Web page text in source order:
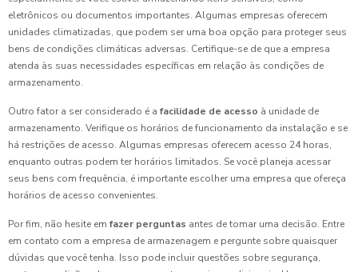
eletrônicos ou documentos importantes. Algumas empresas oferecem
unidades climatizadas, que podem ser uma boa opção para proteger seus
bens de condições climáticas adversas. Certifique-se de que a empresa
atenda às suas necessidades específicas em relação às condições de
armazenamento.
Outro fator a ser considerado é a facilidade de acesso à unidade de
armazenamento. Verifique os horários de funcionamento da instalação e se
há restrições de acesso. Algumas empresas oferecem acesso 24 horas,
enquanto outras podem ter horários limitados. Se você planeja acessar
seus bens com frequência, é importante escolher uma empresa que ofereça
horários de acesso convenientes.
Por fim, não hesite em fazer perguntas antes de tomar uma decisão. Entre
em contato com a empresa de armazenagem e pergunte sobre quaisquer
dúvidas que você tenha. Isso pode incluir questões sobre segurança,